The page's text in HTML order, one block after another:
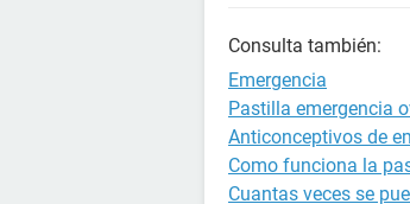
Consulta también:
Emergencia
Pastilla emergencia
Anticonceptivos de
Como funciona la
Cuantas veces se